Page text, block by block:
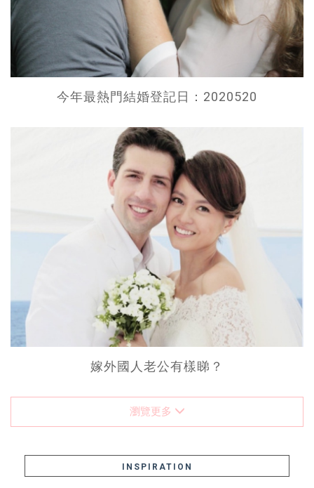
今年最熱門結婚登記日：2020520
嫁外國人老公有樣睇？
瀏覽更多
INSPIRATION